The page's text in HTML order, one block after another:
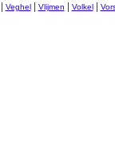
Veghel| Vlijmen Volkel|